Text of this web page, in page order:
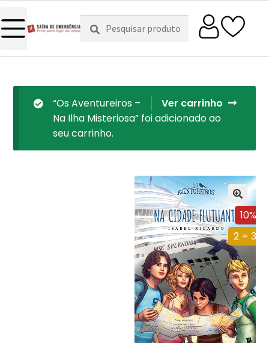
Pesquisar
por:
Pesquisa
Ver carrinho
“Os Aventureiros –
Na Ilha Misteriosa” foi adicionado ao
seu carrinho.
10%
2 = 3